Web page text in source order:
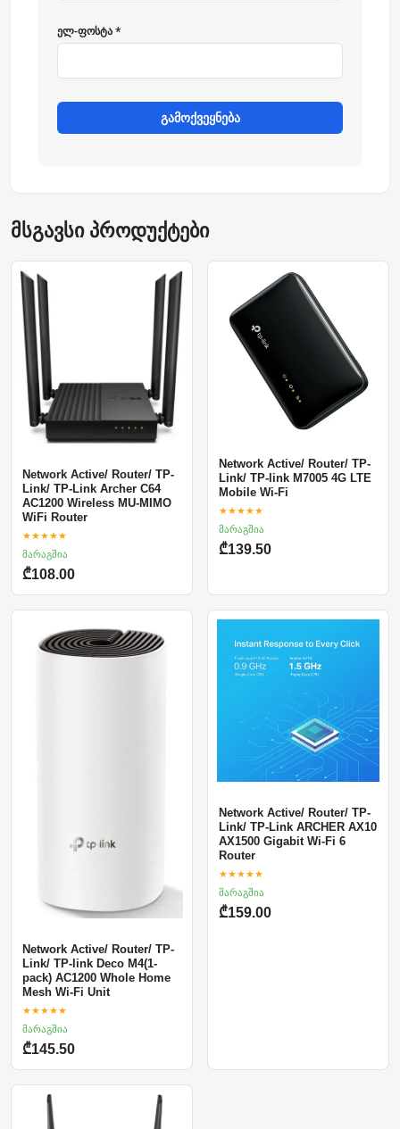
ელ-ფოსტა *
გამოქვეყნება
მსგავსი პროდუქტები
Network Active/ Router/ TP-
Link/ TP-Link Archer C64
AC1200 Wireless MU-MIMO
WiFi Router
★★★★★
მარაგშია
₾108.00
Network Active/ Router/ TP-
Link/ TP-link M7005 4G LTE
Mobile Wi-Fi
★★★★★
მარაგშია
₾139.50
Network Active/ Router/ TP-
Link/ TP-link Deco M4(1-
pack) AC1200 Whole Home
Mesh Wi-Fi Unit
★★★★★
მარაგშია
₾145.50
Network Active/ Router/ TP-
Link/ TP-Link ARCHER AX10
AX1500 Gigabit Wi-Fi 6
Router
★★★★★
მარაგშია
₾159.00